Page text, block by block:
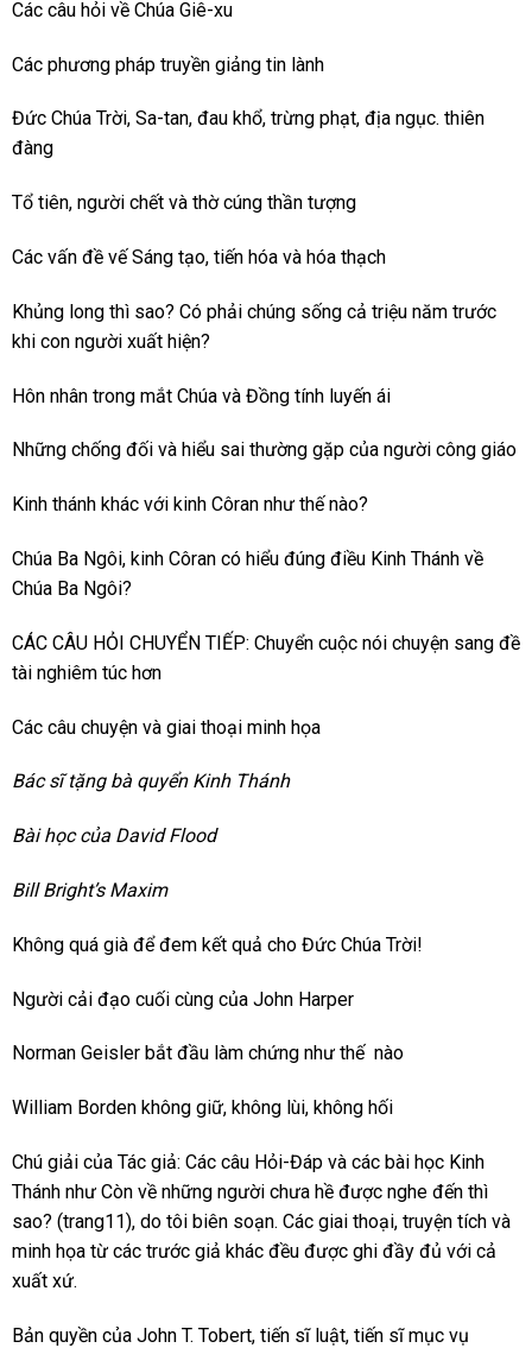
Các câu hỏi về Chúa Giê-xu
Các phương pháp truyền giảng tin lành
Đức Chúa Trời, Sa-tan, đau khổ, trừng phạt, địa ngục. thiên
đàng
Tổ tiên, người chết và thờ cúng thần tượng
Các vấn đề vế Sáng tạo, tiến hóa và hóa thạch
Khủng long thì sao? Có phải chúng sống cả triệu năm trước
khi con người xuất hiện?
Hôn nhân trong mắt Chúa và Đồng tính luyến ái
Những chống đối và hiểu sai thường gặp của người công giáo
Kinh thánh khác với kinh Côran như thế nào?
Chúa Ba Ngôi, kinh Côran có hiểu đúng điều Kinh Thánh về
Chúa Ba Ngôi?
CÁC CÂU HỎI CHUYỂN TIẾP: Chuyển cuộc nói chuyện sang đề
tài nghiêm túc hơn
Các câu chuyện và giai thoại minh họa
Bác sĩ tặng bà quyển Kinh Thánh
Bài học của David Flood
Bill Bright’s Maxim
Không quá già để đem kết quả cho Đức Chúa Trời!
Người cải đạo cuối cùng của John Harper
Norman Geisler bắt đầu làm chứng như thế nào
William Borden không giữ, không lùi, không hối
Chú giải của Tác giả: Các câu Hỏi-Đáp và các bài học Kinh
Thánh như Còn về những người chưa hề được nghe đến thì
sao? (trang11), do tôi biên soạn. Các giai thoại, truyện tích và
minh họa từ các trước giả khác đều được ghi đầy đủ với cả
xuất xứ.
Bản quyền của John T. Tobert, tiến sĩ luật, tiến sĩ mục vụ